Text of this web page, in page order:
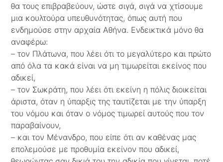
θα τους επιβραβεύουν, ώστε σιγά, σιγά να χτίσουμε
μια κουλτούρα υπευθυνότητας, όπως αυτή που
ενδημούσε στην αρχαία Αθήνα. Ενδεικτικά μόνο θα
αναφέρω:
– τον Πλάτωνα, που λέει ότι το μεγαλύτερο και πρώτο
από όλα τα κακά είναι να μη τιμωρείται εκείνος που
αδικεί,
– τον Σωκράτη, που λέει ότι εκείνη η πόλις διοικείται
άριστα, όταν η ύπαρξις της ταυτίζεται με την ύπαρξη
του νόμου και όταν ο νόμος τιμωρεί αυτούς που τον
παραβαίνουν,
– και τον Μένανδρο, που είπε ότι αν καθένας μας
επολεμούσε με προθυμία εκείνον που αδικεί,